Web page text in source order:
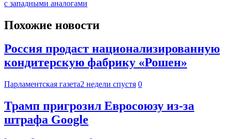
с западными аналогами
Похожие новости
Россия продаст национализированную
кондитерскую фабрику «Рошен»
Парламентская газета2 недели спустя 0
Трамп пригрозил Евросоюзу из-за
штрафа Google